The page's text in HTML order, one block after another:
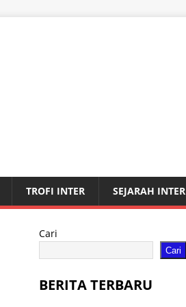
TROFI INTER SEJARAH INTER
Cari
Cari
BERITA TERBARU